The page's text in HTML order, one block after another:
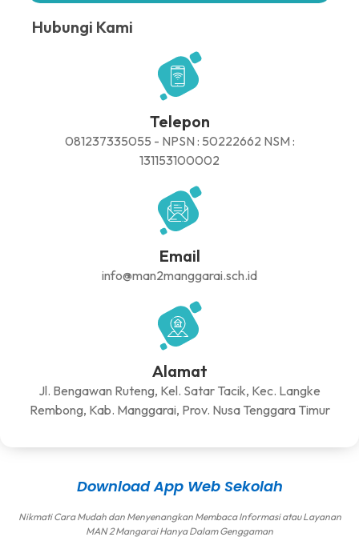
Hubungi Kami
Telepon
081237335055 - NPSN : 50222662 NSM :
131153100002
Email
info@man2manggarai.sch.id
Alamat
Jl. Bengawan Ruteng, Kel. Satar Tacik, Kec. Langke
Rembong, Kab. Manggarai, Prov. Nusa Tenggara Timur
Download App Web Sekolah
Nikmati Cara Mudah dan Menyenangkan Membaca Informasi atau Layanan
MAN 2 Mangarai Hanya Dalam Genggaman